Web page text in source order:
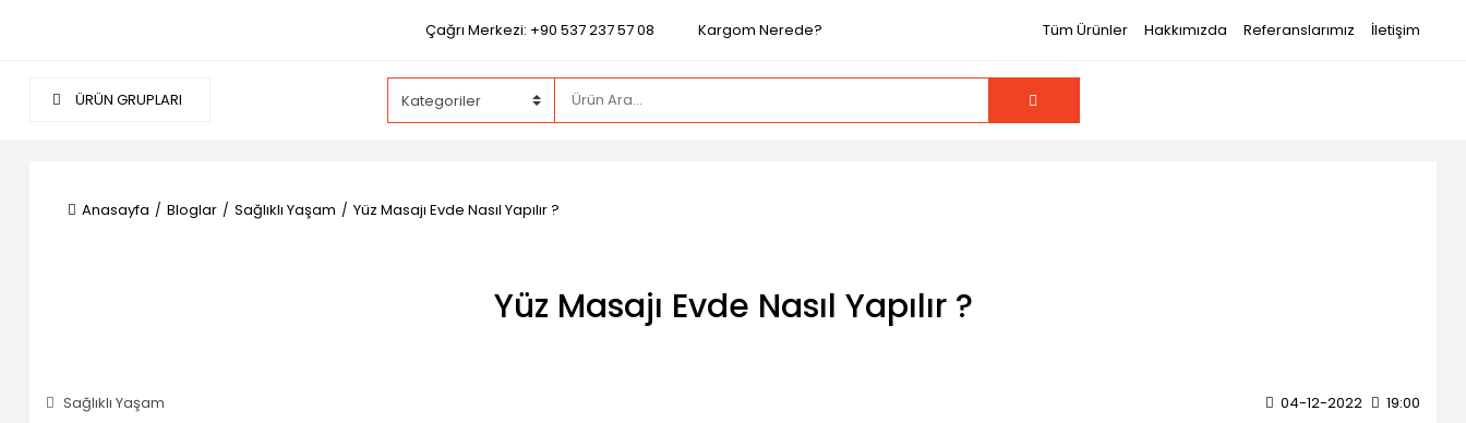
Çağrı Merkezi: +90 537 237 57 08 Kargom Nerede? Tüm Ürünler Hakkımızda Referanslarımız İletişim
ÜRÜN GRUPLARI
Anasayfa Bloglar Sağlıklı Yaşam Yüz Masajı Evde Nasıl Yapılır ?
Yüz Masajı Evde Nasıl Yapılır ?
Sağlıklı Yaşam 04-12-2022 19:00